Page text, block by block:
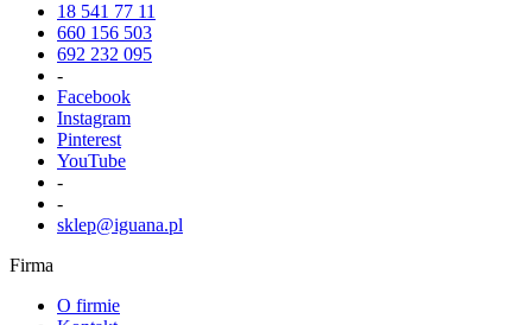
18 541 77 11
660 156 503
692 232 095
-
Facebook
Instagram
Pinterest
YouTube
-
-
sklep@iguana.pl
Firma
O firmie